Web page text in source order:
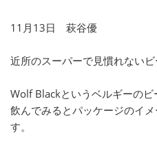
11月13日 萩谷優
近所のスーパーで見慣れないビ
Wolf Blackというベルギーのビ
飲んでみるとパッケージのイ
す。